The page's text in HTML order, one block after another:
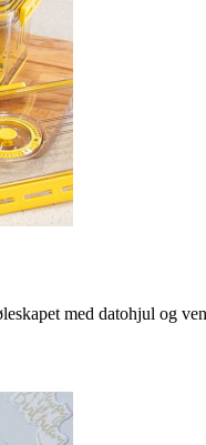
med datohjul og